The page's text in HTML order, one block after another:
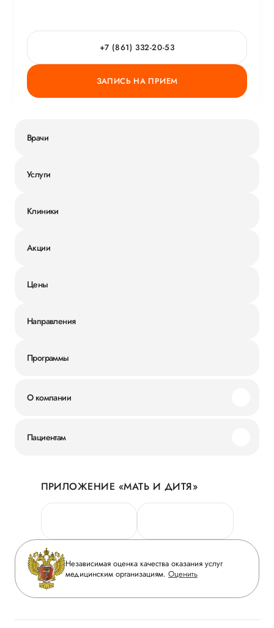
+7 (861) 332-20-53
ЗАПИСЬ НА ПРИЕМ
Врачи
Услуги
Клиники
Акции
Цены
Направления
Программы
О компании
Новости
Руководство
Сотрудничество
Инвесторам
Журнал «Мать и дитя»
Вакансии
Медицинский туризм
Пациентам
Личный кабинет
Персональные данные
Горячая линия качества
Вопрос-ответ
Приложение пациента
Статьи
ПРИЛОЖЕНИЕ «МАТЬ И ДИТЯ»
Независимая оценка качества оказания услуг
медицинским организациям. Оценить